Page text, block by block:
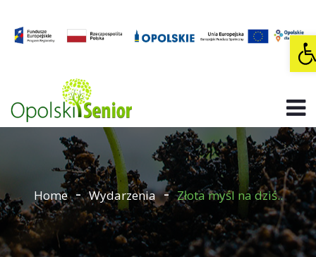
Home Wydarzenia Złota myśl na dziś..